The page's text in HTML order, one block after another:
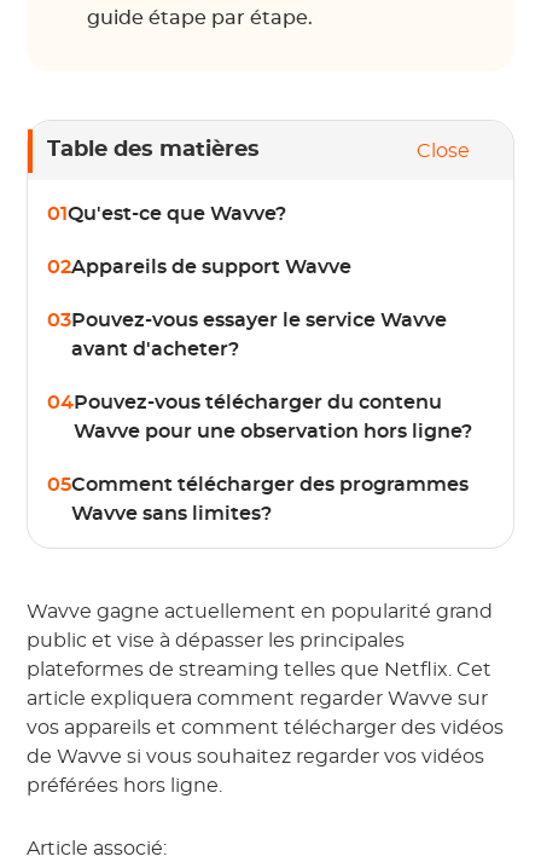
guide étape par étape.
Table des matières Close
01Qu'est-ce que Wavve?
02Appareils de support Wavve
03Pouvez-vous essayer le service Wavve
avant d'acheter?
04Pouvez-vous télécharger du contenu
Wavve pour une observation hors ligne?
05Comment télécharger des programmes
Wavve sans limites?
Wavve gagne actuellement en popularité grand
public et vise à dépasser les principales
plateformes de streaming telles que Netflix. Cet
article expliquera comment regarder Wavve sur
vos appareils et comment télécharger des vidéos
de Wavve si vous souhaitez regarder vos vidéos
préférées hors ligne.
Article associé: